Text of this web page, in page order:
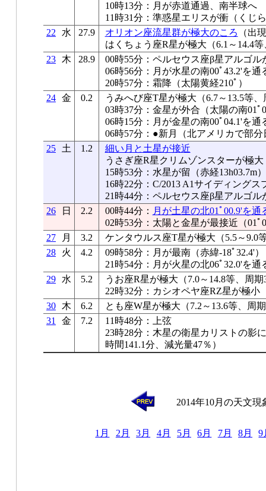
10時13分：月が赤道通過、南半球へ
11時31分：準惑星エリスが衝（くじ
22
水 27.9 オリオン座流星群が極大のころ （出
はくちょう座R星が極大（6.1～14.4
23
木 28.9
00時55分：ペルセウス座β星アルゴル
06時56分：月が水星の南00ﾟ43.2'を通
20時57分：霜降（太陽黄経210ﾟ）
24 金 0.2
うみへび座T星が極大（6.7～13.5等、
03時37分：金星が外合（太陽の南01ﾟ
06時15分：月が金星の南00ﾟ04.1'を通
06時57分：●新月（北アメリカで部分
25
土 1.2
細い月と土星が接近
うさぎ座R星クリムゾンスターが極
15時53分：水星が留（赤経13h03.7m）
16時22分：C/2013 A1サイディング
21時44分：ペルセウス座β星アルゴル
26
日 2.2 00時44分： 月が土星の北01ﾟ00.9'を通
02時53分：太陽と金星が最接近（01ﾟ
27
月 3.2
ケンタウルス座T星が極大（5.5～9.0
28
火 4.2
09時58分：月が最南（赤緯-18ﾟ32.4'）
21時54分：月が火星の北06ﾟ32.0'を通
29
水 5.2
うお座R星が極大（7.0～14.8等、周期
22時32分：カシオペヤ座RZ星が極小
30
木 6.2
とも座W星が極大（7.2～13.6等、周
31
金 7.2
11時48分：上弦
23時28分：木星の衛星カリストの影
時間141.1分、減光量47％）
2014年10月の天文現
1月 2月 3月 4月 5月 6月 7月 8月 9